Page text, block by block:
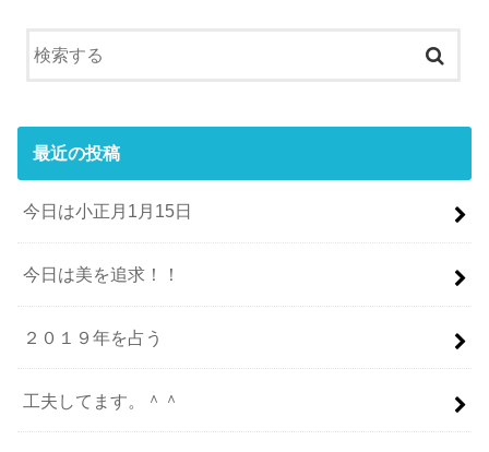
最近の投稿
今日は小正月1月15日
今日は美を追求！！
２０１９年を占う
工夫してます。＾＾